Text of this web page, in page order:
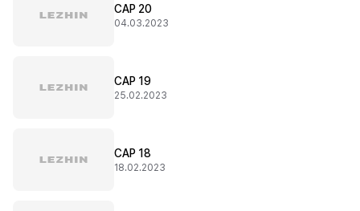
CAP 20
04.03.2023
CAP 19
25.02.2023
CAP 18
18.02.2023